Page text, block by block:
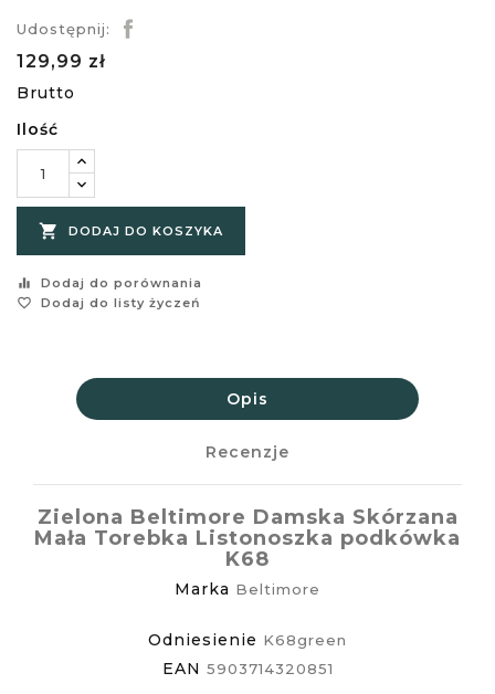
Udostępnij:
129,99 zł
Brutto
Ilość
 DODAJ DO KOSZYKA
equalizer
Dodaj do porównania
favorite_border
Dodaj do listy życzeń
Opis
Recenzje
Zielona Beltimore Damska Skórzana
Mała Torebka Listonoszka podkówka
K68
Marka Beltimore
Odniesienie K68green
EAN 5903714320851